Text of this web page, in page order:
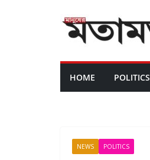
HOME POLITICS
NEWS POLITICS